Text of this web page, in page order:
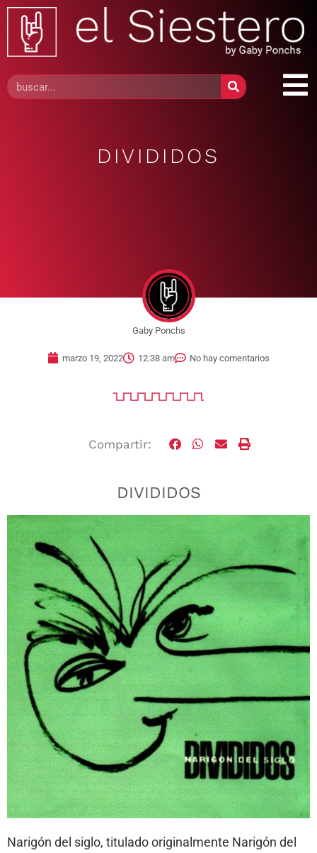
DIVIDIDOS
Gaby Ponchs
marzo 19, 2022 12:38 am No hay comentarios
Compartir:
DIVIDIDOS
Narigón del siglo, titulado originalmente Narigón del